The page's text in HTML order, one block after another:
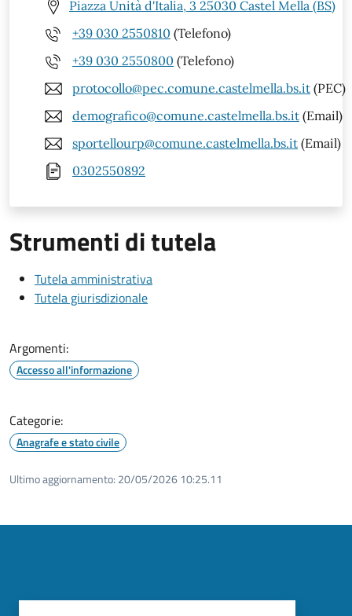
Piazza Unità d'Italia, 3 25030 Castel Mella (BS)
+39 030 2550810 (Telefono)
+39 030 2550800 (Telefono)
protocollo@pec.comune.castelmella.bs.it (PEC)
demografico@comune.castelmella.bs.it (Email)
sportellourp@comune.castelmella.bs.it (Email)
0302550892
Strumenti di tutela
Tutela amministrativa
Tutela giurisdizionale
Argomenti:
Accesso all'informazione
Categorie:
Anagrafe e stato civile
Ultimo aggiornamento: 20/05/2026 10:25.11